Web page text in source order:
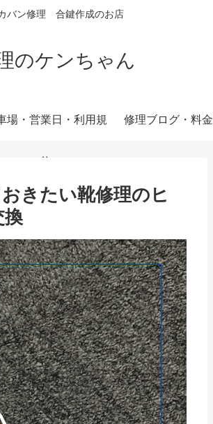
バン修理 合鍵作成のお店
のケンちゃん
場・営業日・利用規
約
修理ブログ・料金
きたい靴修理のヒ
換